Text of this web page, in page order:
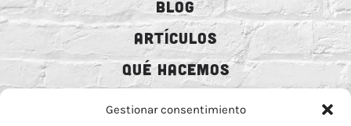
Gestionar consentimiento
BLOG
ARTÍCULOS
QUÉ HACEMOS
MECENAZGO